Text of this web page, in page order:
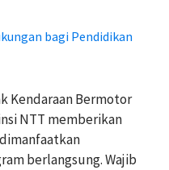
bagi Pendidikan
Kendaraan Bermotor
NTT memberikan
berlangsung. Wajib